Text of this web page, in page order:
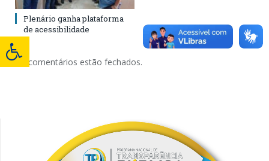
Plenário ganha plataforma
de acessibilidade
Os comentários estão fechados.